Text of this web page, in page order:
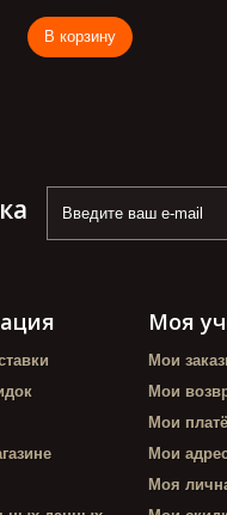
В корзину
Моя
Мои
Мои
Мои
Мои
Моя